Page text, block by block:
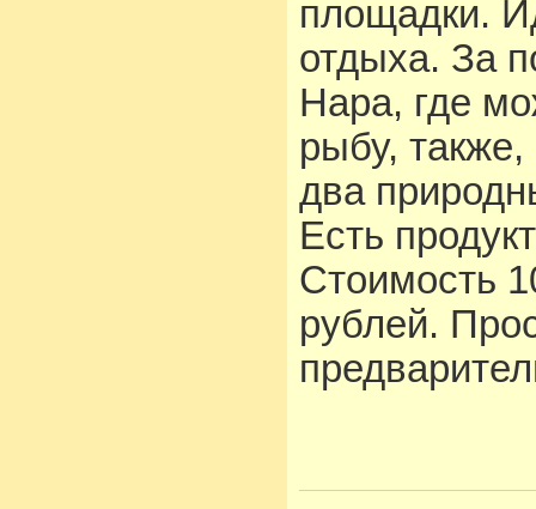
площадки.
отдыха. За
Нара, где
рыбу,
два
Есть
Стоимость
рублей.